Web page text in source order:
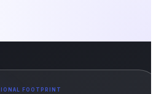
FOOTPRINT